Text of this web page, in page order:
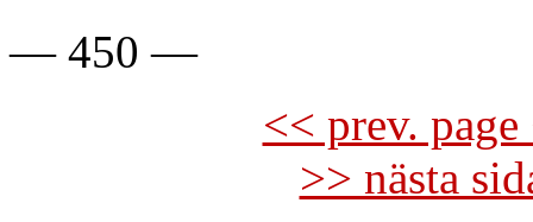
— 450 —
<< prev.
>> nästa